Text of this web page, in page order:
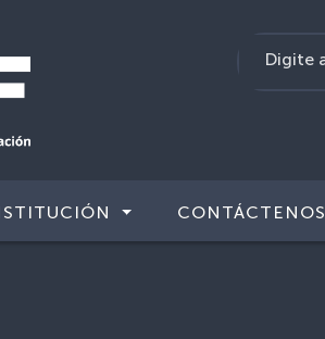
CONTÁCTENOS